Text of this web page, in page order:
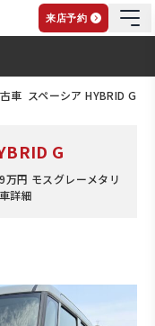
来店予約
車 スペーシア HYBRID G
G
円 モスグレーメタリ
詳細